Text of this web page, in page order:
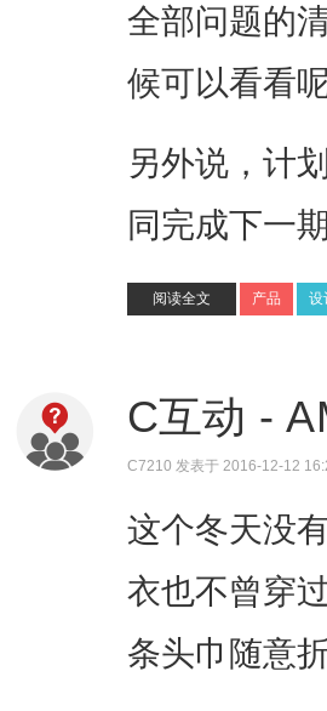
全部问题的
候可以看看
另外说，计
同完成下一
阅读全文 产品 设
C互动 -
C7210 发表于 2016-12-12
这个冬天没
衣也不曾穿
条头巾随意